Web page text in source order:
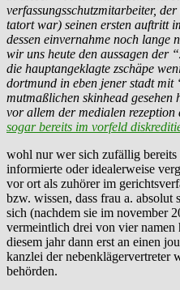
verfassungsschutzmitarbeiter,
tatort war) seinen ersten auftritt
dessen einvernahme noch lange
wir uns heute den aussagen der
die hauptangeklagte zschäpe
dortmund in eben jener stadt mit
mutmaßlichen skinhead
vor allem der medialen rezeption
sogar bereits im vorfeld
wohl nur wer sich zufällig
informierte oder idealerweise
vor ort als zuhörer im
bzw. wissen, dass frau a. absolut
sich (nachdem sie im november
vermeintlich drei von vier namen
diesem jahr dann erst an einen
kanzlei der nebenklägervertreter
behörden.